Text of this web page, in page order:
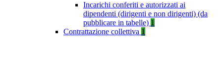
Incarichi conferiti e autorizzati ai
dipendenti (dirigenti e non dirigenti) (da
pubblicare in tabelle) 1
Contrattazione collettiva 1